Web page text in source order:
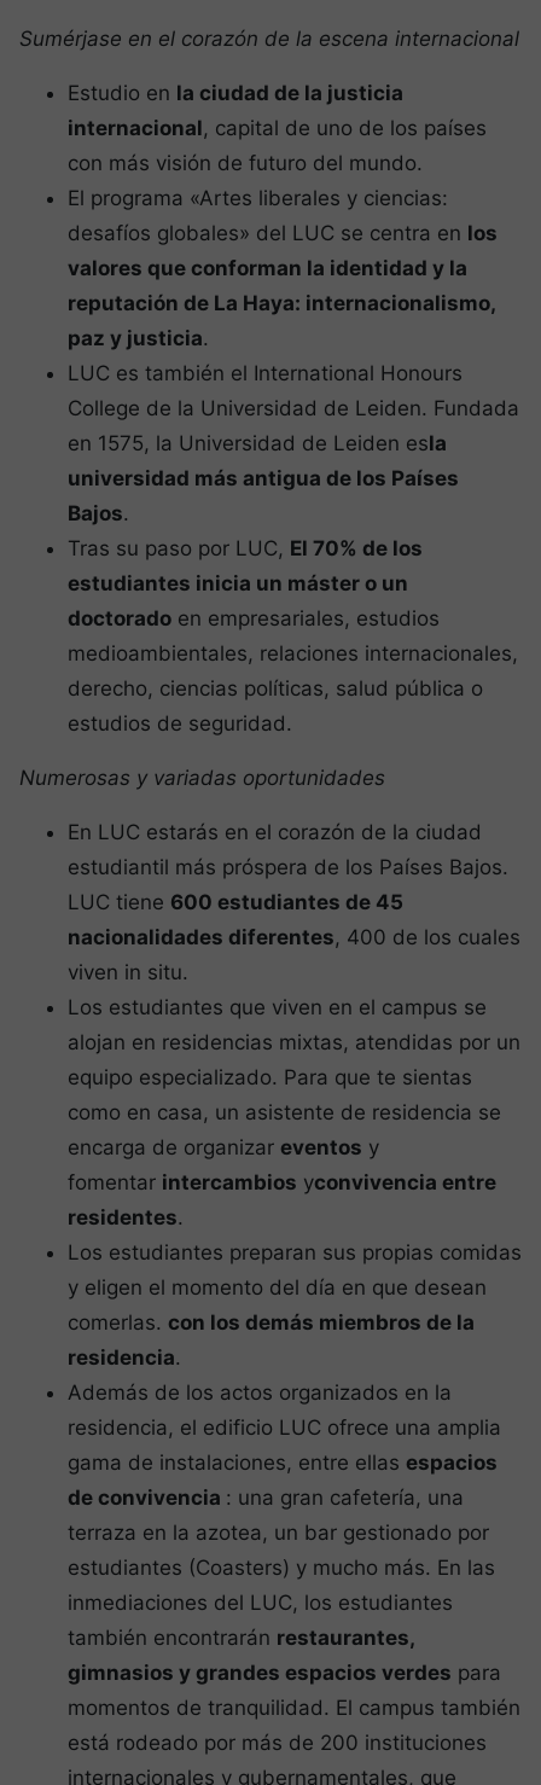
Sumérjase en el corazón de la escena internacional
Estudio en la ciudad de la justicia
internacional, capital de uno de los países
con más visión de futuro del mundo.
El programa «Artes liberales y ciencias:
desafíos globales» del LUC se centra en los
valores que conforman la identidad y la
reputación de La Haya: internacionalismo,
paz y justicia.
LUC es también el International Honours
College de la Universidad de Leiden. Fundada
en 1575, la Universidad de Leiden esla
universidad más antigua de los Países
Bajos.
Tras su paso por LUC, El 70% de los
estudiantes inicia un máster o un
doctorado en empresariales, estudios
medioambientales, relaciones internacionales,
derecho, ciencias políticas, salud pública o
estudios de seguridad.
Numerosas y variadas oportunidades
En LUC estarás en el corazón de la ciudad
estudiantil más próspera de los Países Bajos.
LUC tiene 600 estudiantes de 45
nacionalidades diferentes, 400 de los cuales
viven in situ.
Los estudiantes que viven en el campus se
alojan en residencias mixtas, atendidas por un
equipo especializado. Para que te sientas
como en casa, un asistente de residencia se
encarga de organizar eventos y
fomentar intercambios yconvivencia entre
residentes.
Los estudiantes preparan sus propias comidas
y eligen el momento del día en que desean
comerlas. con los demás miembros de la
residencia.
Además de los actos organizados en la
residencia, el edificio LUC ofrece una amplia
gama de instalaciones, entre ellas espacios
de convivencia : una gran cafetería, una
terraza en la azotea, un bar gestionado por
estudiantes (Coasters) y mucho más. En las
inmediaciones del LUC, los estudiantes
también encontrarán restaurantes,
gimnasios y grandes espacios verdes para
momentos de tranquilidad. El campus también
está rodeado por más de 200 instituciones
internacionales y gubernamentales, que